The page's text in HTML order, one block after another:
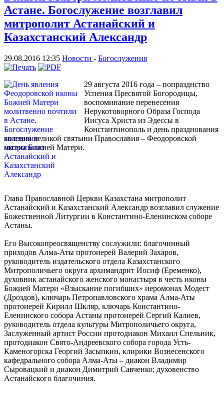
Астане. Богослужение возглавил
митрополит Астанайский и
Казахстанский Александр
29.08.2016 12:35 Новости - Богослужения
29 августа 2016 года – попразднство
Успения Пресвятой Богородицы,
воспоминание перенесения
Нерукотоворного Образа Господа
Иисуса Христа из Эдессы в
Константинополь и день празднования
явления великой святыни Православия – Феодоровской
иконы Божией Матери.
Глава Православной Церкви Казахстана митрополит
Астанайский и Казахстанский Александр возглавил служение
Божественной Литургии в Константино-Еленинском соборе
Астаны.
Его Высокопреосвященству сослужили: благочинный
приходов Алма-Аты протоиерей Валерий Захаров,
руководитель издательского отдела Казахстанского
Митрополичьего округа архимандрит Иосиф (Еременко),
духовник астанайского женского монастыря в честь иконы
Божией Матери «Взыскание погибших» иеромонах Модест
(Дроздов), ключарь Петропавловского храма Алма-Аты
протоиерей Кирилл Шкляр, ключарь Константино-
Еленинского собора Астаны протоиерей Сергий Калиев,
руководитель отдела культуры Митрополичьего округа,
Заслуженный артист России протодиакон Михаил Спельник,
протодиакон Свято-Андреевского собора города Усть-
Каменогорска Георгий Засыпкин, клирики Вознесенского
кафедрального собора Алма-Аты – диакон Владимир
Сыровацкий и диакон Димитрий Савченко; духовенство
Астанайского благочиния.